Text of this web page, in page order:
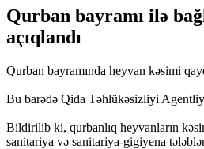
Qurban bayramı ilə
açıqlandı
Qurban bayramında heyvan kəsimi
Bu barədə Qida Təhlükəsizliyi
Bildirilib ki, qurbanlıq heyvanların
sanitariya və sanitariya-gigiyena